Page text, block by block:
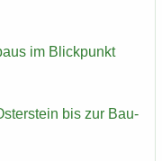
im Blick­punkt
bis zur Bau­